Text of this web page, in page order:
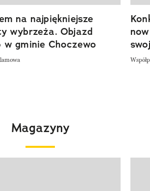
na najpiękniejsze
wybrzeża. Objazd
w gminie Choczewo
Magazyny